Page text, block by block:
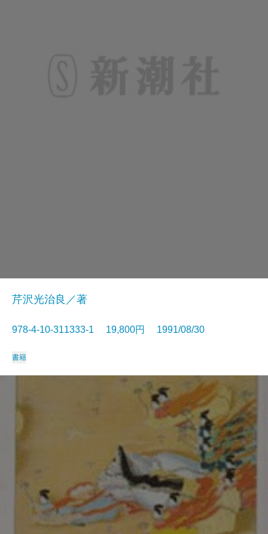
芹沢光治良／著
978-4-10-311333-1 19,800円 1991/08/30
書籍